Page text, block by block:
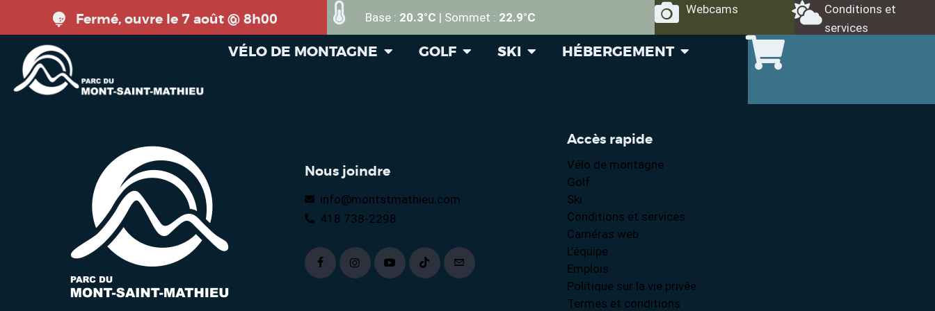
Fermé, ouvre le 7 août @ 8h00 Base : 20.3°C | Sommet : 22.9°C
Webcams
Conditions et
services
VÉLO DE MONTAGNE GOLF SKI HÉBERGEMENT
Nous joindre
info@montstmathieu.com
418 738-2298
Accès rapide
Vélo de montagne
Golf
Ski
Conditions et services
Caméras web
L’équipe
Emplois
Politique sur la vie privée
Termes et conditions